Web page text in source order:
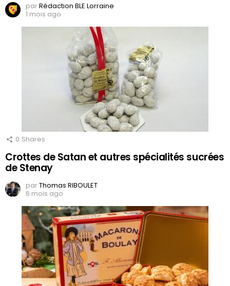
parRédaction BLE Lorraine
1 mois ago
0 Shares
Crottes de Satan et autres spécialités sucrées
de Stenay
parThomas RIBOULET
6 mois ago